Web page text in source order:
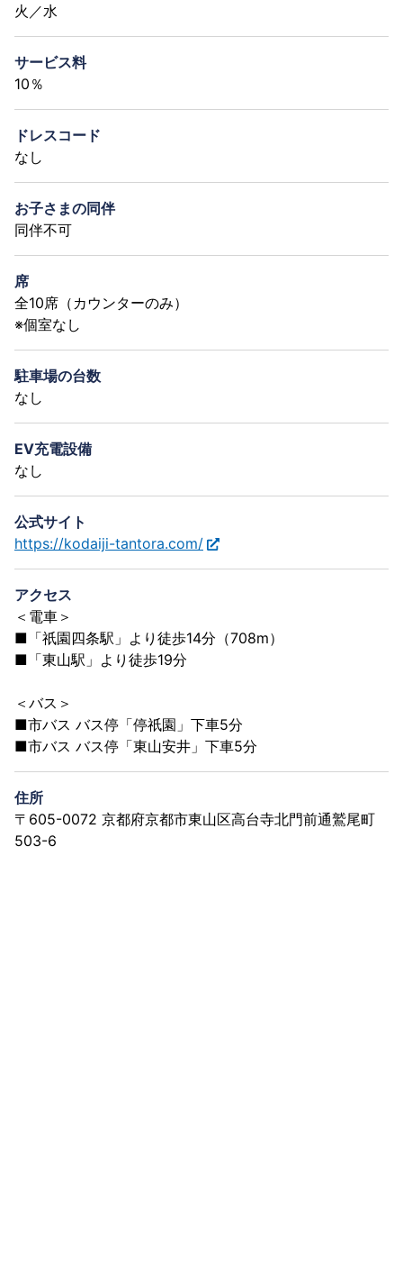
火／水
サービス料
10％
ドレスコード
なし
お子さまの同伴
同伴不可
席
全10席（カウンターのみ）
※個室なし
駐車場の台数
なし
EV充電設備
なし
公式サイト
https://kodaiji-tantora.com/
アクセス
＜電車＞
■「祇園四条駅」より徒歩14分（708m）
■「東山駅」より徒歩19分
＜バス＞
■市バス バス停「停祇園」下車5分
■市バス バス停「東山安井」下車5分
住所
〒605-0072 京都府京都市東山区高台寺北門前通鷲尾町
503-6